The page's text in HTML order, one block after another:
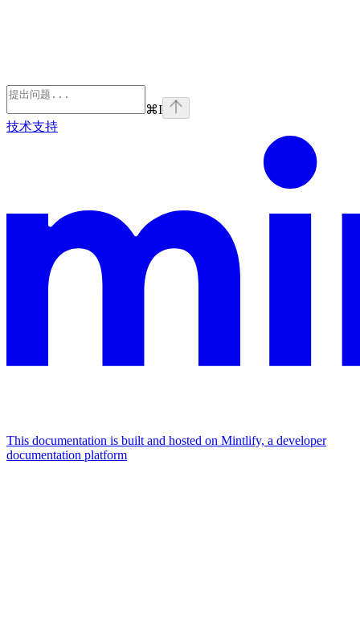
⌘I
技术支持
This documentation is built and hosted on Mintlify, a developer
documentation platform